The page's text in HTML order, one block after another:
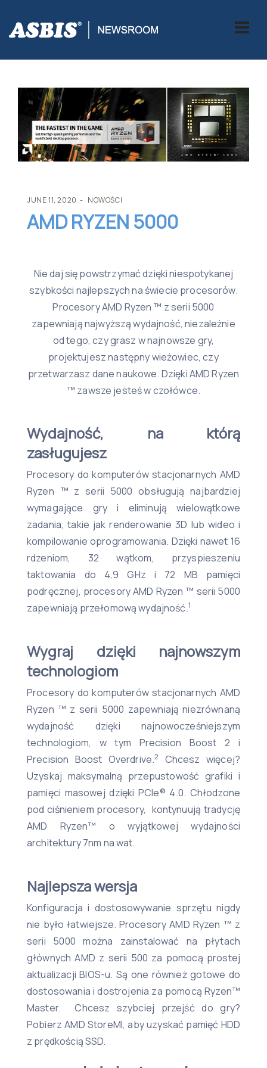
ASBIS NOWOŚCI> AMD RYZEN 5000
JUNE 11, 2020 NOWOŚCI
AMD RYZEN 5000
Nie daj się powstrzymać dzięki niespotykanej
szybkości najlepszych na świecie procesorów.
Procesory AMD Ryzen ™ z serii 5000
zapewniają najwyższą wydajność, niezależnie
od tego, czy grasz w najnowsze gry,
projektujesz następny wieżowiec, czy
przetwarzasz dane naukowe. Dzięki AMD Ryzen
™ zawsze jesteś w czołówce.
Wydajność, na którą
zasługujesz
Procesory do komputerów stacjonarnych AMD
Ryzen ™ z serii 5000 obsługują najbardziej
wymagające gry i eliminują wielowątkowe
zadania, takie jak renderowanie 3D lub wideo i
kompilowanie oprogramowania. Dzięki nawet 16
rdzeniom, 32 wątkom, przyspieszeniu
taktowania do 4,9 GHz i 72 MB pamięci
podręcznej, procesory AMD Ryzen ™ serii 5000
zapewniają przełomową wydajność.1
Wygraj dzięki najnowszym
technologiom
Procesory do komputerów stacjonarnych AMD
Ryzen ™ z serii 5000 zapewniają niezrównaną
wydajność dzięki najnowocześniejszym
technologiom, w tym Precision Boost 2 i
Precision Boost Overdrive.2
Chcesz więcej?
Uzyskaj maksymalną przepustowość grafiki i
pamięci masowej dzięki PCIe® 4.0. Chłodzone
pod ciśnieniem procesory, kontynuują tradycję
AMD Ryzen™ o wyjątkowej wydajności
architektury 7nm na wat.
Najlepsza wersja
Konfiguracja i dostosowywanie sprzętu nigdy
nie było łatwiejsze. Procesory AMD Ryzen ™ z
serii 5000 można zainstalować na płytach
głównych AMD z serii 500 za pomocą prostej
aktualizacji BIOS-u. Są one również gotowe do
dostosowania i dostrojenia za pomocą Ryzen™
Master. Chcesz szybciej przejść do gry?
Pobierz AMD StoreMI, aby uzyskać pamięć HDD
z prędkością SSD.